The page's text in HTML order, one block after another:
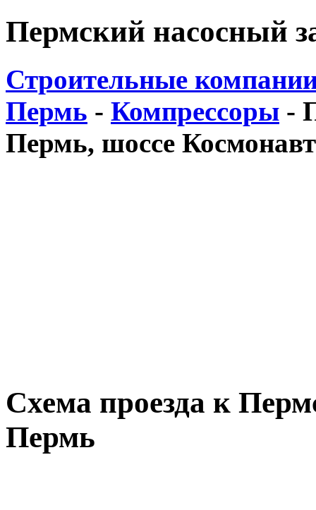
Пермский насосный
Строительные
Пермь - Компрессоры -
Пермь, шоссе
Схема проезда к
Пермь